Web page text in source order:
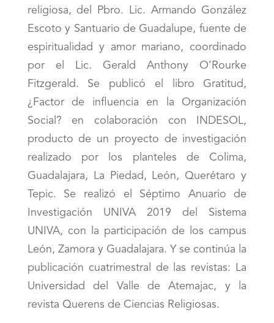
religiosa, del Pbro. Lic. Armando González
Escoto y Santuario de Guadalupe, fuente de
espiritualidad y amor mariano, coordinado
por el Lic. Gerald Anthony O’Rourke
Fitzgerald. Se publicó el libro Gratitud,
¿Factor de influencia en la Organización
Social? en colaboración con INDESOL,
producto de un proyecto de investigación
realizado por los planteles de Colima,
Guadalajara, La Piedad, León, Querétaro y
Tepic. Se realizó el Séptimo Anuario de
Investigación UNIVA 2019 del Sistema
UNIVA, con la participación de los campus
León, Zamora y Guadalajara. Y se continúa la
publicación cuatrimestral de las revistas: La
Universidad del Valle de Atemajac, y la
revista Querens de Ciencias Religiosas.